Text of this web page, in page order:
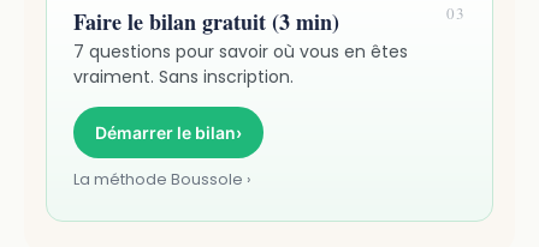
03
Faire le bilan gratuit (3 min)
7 questions pour savoir où vous en êtes
vraiment. Sans inscription.
Démarrer le bilan›
La méthode Boussole ›